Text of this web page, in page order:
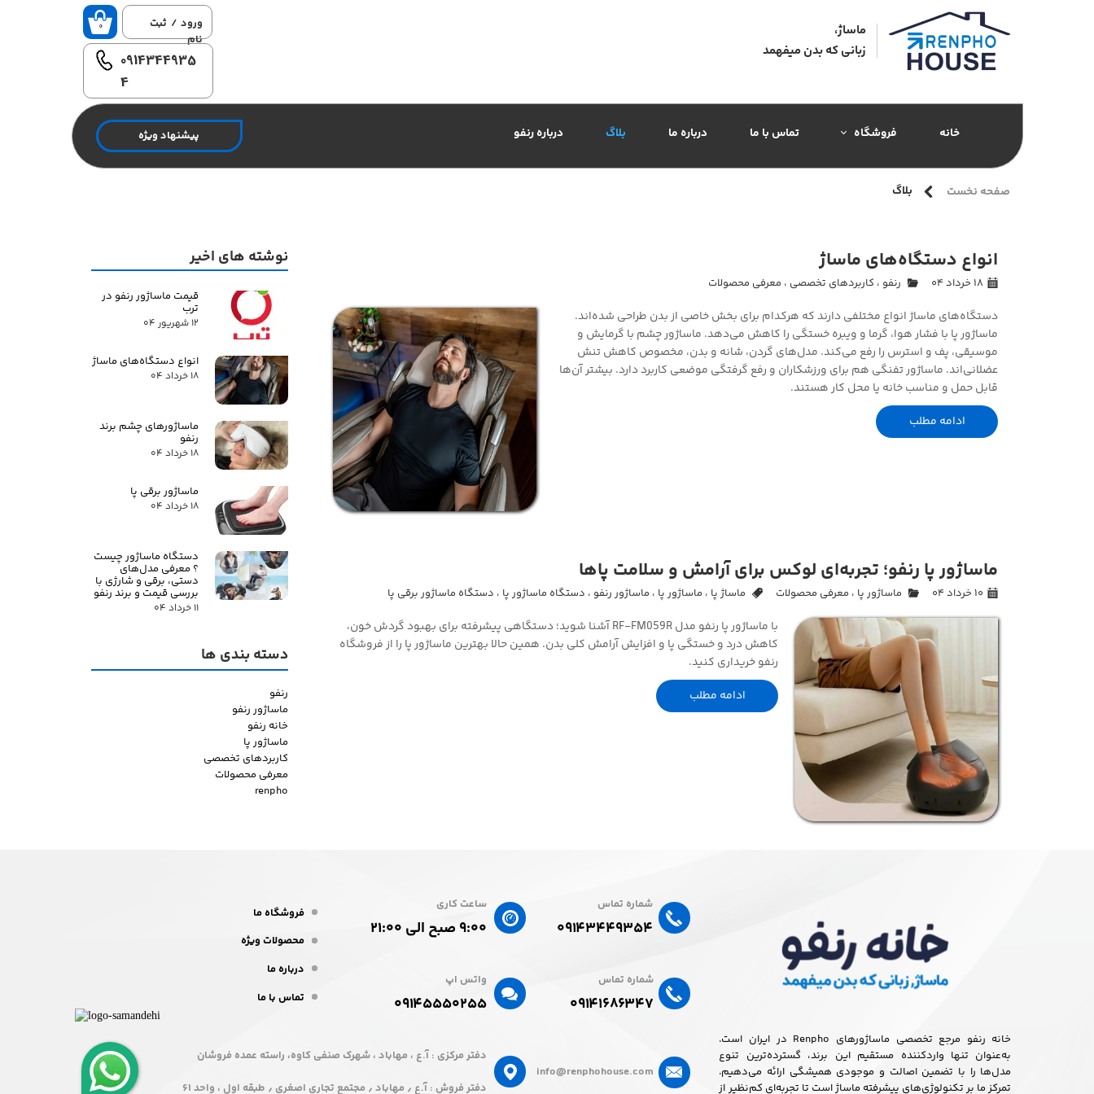
خانه فروشگاه
رنفو | RENPHO
ماساژور کف پا
ماساژور گردنی
ماساژور چشم
ماساژور دیگر
تماس با ما درباره ما بلاگ درباره رنفو پیشنهاد ویژه
ورود / ثبت
نام
حساب
تغییر گذر
واژه
سفارشات
۰
ماساژ،
زبانی که بدن میفهمد​​​​​​​
0914344935
4
صفحه نخست بلاگ
انواع دستگاه‌های ماساژ
۱۸ خرداد ۰۴ رنفو ، کاربردهای تخصصی ، معرفی محصولات
دستگاه‌های ماساژ انواع مختلفی دارند که هرکدام برای بخش خاصی از بدن طراحی شده‌اند.
ماساژور پا با فشار هوا، گرما و ویبره خستگی را کاهش می‌دهد. ماساژور چشم با گرمایش و
موسیقی، پف و استرس را رفع می‌کند. مدل‌های گردن، شانه و بدن، مخصوص کاهش تنش
عضلانی‌اند. ماساژور تفنگی هم برای ورزشکاران و رفع گرفتگی موضعی کاربرد دارد. بیشتر آن‌ها
قابل حمل و مناسب خانه یا محل کار هستند.
ادامه مطلب
ماساژور پا رنفو؛ تجربه‌ای لوکس برای آرامش و سلامت پاها
۱۰ خرداد ۰۴ ماساژور پا ، معرفی محصولات ماساژ پا ، ماساژور پا ، ماساژور رنفو ، دستگاه ماساژور پا ، دستگاه ماساژور برقی پا
با ماساژور پا رنفو مدل RF-FM059R آشنا شوید؛ دستگاهی پیشرفته برای بهبود گردش خون،
کاهش درد و خستگی پا و افزایش آرامش کلی بدن. همین حالا بهترین ماساژور پا را از فروشگاه
رنفو خریداری کنید.
ادامه مطلب
نوشته های اخیر
قیمت ماساژور رنفو در
ترب
۱۲ شهریور ۰۴
انواع دستگاه‌های ماساژ
۱۸ خرداد ۰۴
ماساژورهای چشم برند
رنفو
۱۸ خرداد ۰۴
ماساژور برقی پا
۱۸ خرداد ۰۴
دستگاه ماساژور چیست
؟ معرفی مدل‌های
دستی، برقی و شارژی با
بررسی قیمت و برند رنفو
۱۱ خرداد ۰۴
دسته بندی ها​​​​​​​
رنفو
ماساژور رنفو
خانه رنفو
ماساژور پا
کاربردهای تخصصی
معرفی محصولات
renpho
دفتر مرکزی : آ.ع ، مهاباد ، شهرک صنفی کاوه، راسته عمده فروشان
دفتر فروش : آ.ع ٫ مهاباد ٫ مجتمع تجاری اصغری ٫ طبقه اول ، واحد ۶۱
فروشگاه ما
محصولات ویژه
درباره ما
تماس با ما
خانه رنفو مرجع تخصصی ماساژورهای Renpho در ایران است.
به‌عنوان تنها واردکننده مستقیم این برند، گسترده‌ترین تنوع
مدل‌ها را با تضمین اصالت و موجودی همیشگی ارائه می‌دهیم.
تمرکز ما بر تکنولوژی‌های پیشرفته ماساژ است تا تجربه‌ای کم‌نظیر از
۰۹۱۴۳۴۴۹۳۵۴
شماره تماس
شماره تماس
۰۹۱۴۱۶۸۶۳۴۷​​​​​​​
ساعت کاری
۹:۰۰ صبح الی ۲۱:۰۰
واتس اپ
۰۹۱۴۵۵۵۰۲۵۵​​​​​​​
info@renphohouse.com